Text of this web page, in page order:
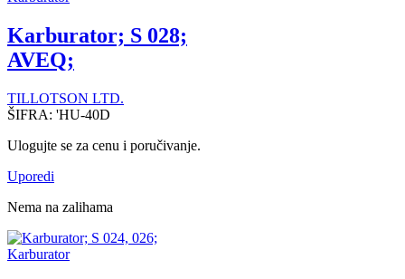
Karburator; S 028;
AVEQ;
TILLOTSON LTD.
ŠIFRA: 'HU-40D
Ulogujte se za cenu i poručivanje.
Uporedi
Nema na zalihama
Karburator